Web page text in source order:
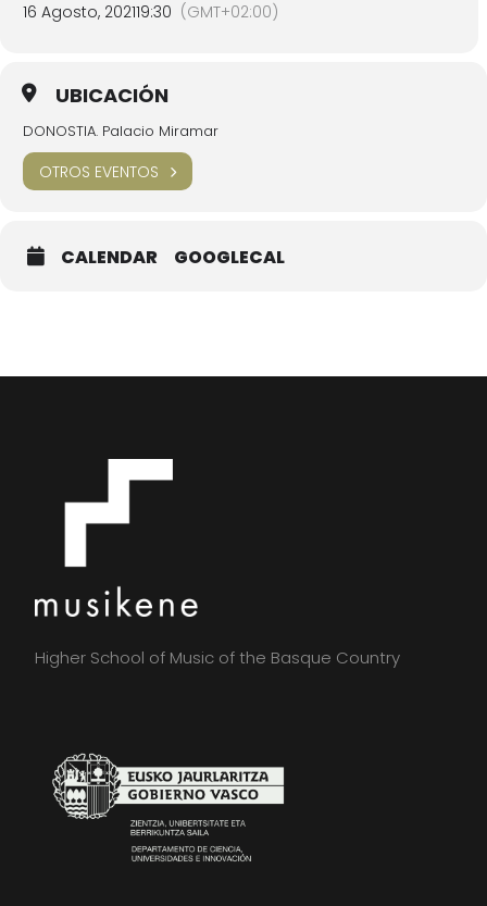
16 Agosto, 202119:30 (GMT+02:00)
UBICACIÓN
DONOSTIA. Palacio Miramar
OTROS EVENTOS
CALENDAR GOOGLECAL
Higher School of Music of the Basque Country